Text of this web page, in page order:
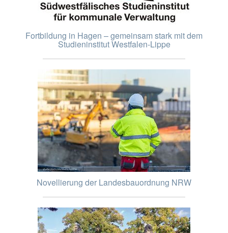
Fortbildung in Hagen – gemeinsam stark mit dem
Studieninstitut Westfalen-Lippe
Novellierung der Landesbauordnung NRW